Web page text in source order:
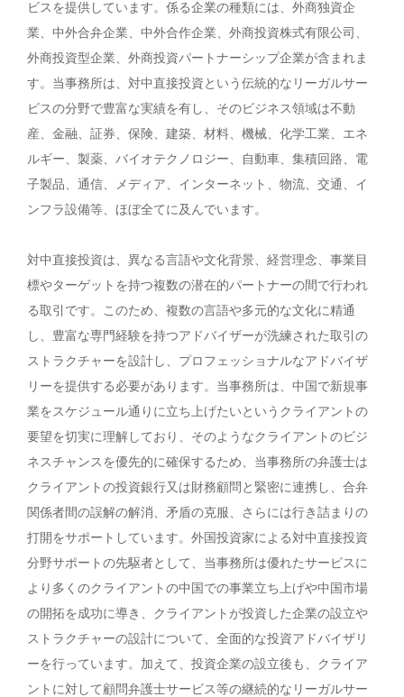
ビスを提供しています。係る企業の種類には、外商独資企
業、中外合弁企業、中外合作企業、外商投資株式有限公司、
外商投資型企業、外商投資パートナーシップ企業が含まれま
す。当事務所は、対中直接投資という伝統的なリーガルサー
ビスの分野で豊富な実績を有し、そのビジネス領域は不動
産、金融、証券、保険、建築、材料、機械、化学工業、エネ
ルギー、製薬、バイオテクノロジー、自動車、集積回路、電
子製品、通信、メディア、インターネット、物流、交通、イ
ンフラ設備等、ほぼ全てに及んでいます。
対中直接投資は、異なる言語や文化背景、経営理念、事業目
標やターゲットを持つ複数の潜在的パートナーの間で行われ
る取引です。このため、複数の言語や多元的な文化に精通
し、豊富な専門経験を持つアドバイザーが洗練された取引の
ストラクチャーを設計し、プロフェッショナルなアドバイザ
リーを提供する必要があります。当事務所は、中国で新規事
業をスケジュール通りに立ち上げたいというクライアントの
要望を切実に理解しており、そのようなクライアントのビジ
ネスチャンスを優先的に確保するため、当事務所の弁護士は
クライアントの投資銀行又は財務顧問と緊密に連携し、合弁
関係者間の誤解の解消、矛盾の克服、さらには行き詰まりの
打開をサポートしています。外国投資家による対中直接投資
分野サポートの先駆者として、当事務所は優れたサービスに
より多くのクライアントの中国での事業立ち上げや中国市場
の開拓を成功に導き、クライアントが投資した企業の設立や
ストラクチャーの設計について、全面的な投資アドバイザリ
ーを行っています。加えて、投資企業の設立後も、クライア
ントに対して顧問弁護士サービス等の継続的なリーガルサー